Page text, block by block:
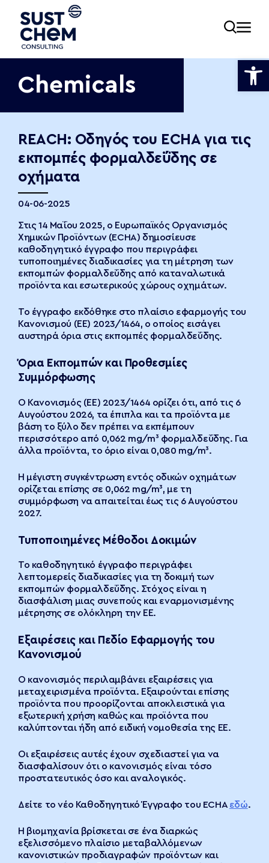
Chemicals
REACH: Οδηγός του ECHA για τις
εκπομπές φορμαλδεΰδης σε
οχήματα
04-06-2025
Στις 14 Μαΐου 2025, ο Ευρωπαϊκός Οργανισμός
Χημικών Προϊόντων (ECHA) δημοσίευσε
καθοδηγητικό έγγραφο που περιγράφει
τυποποιημένες διαδικασίες για τη μέτρηση των
εκπομπών φορμαλδεΰδης από καταναλωτικά
προϊόντα και εσωτερικούς χώρους οχημάτων.
Το έγγραφο εκδόθηκε στο πλαίσιο εφαρμογής του
Κανονισμού (ΕΕ) 2023/1464, ο οποίος εισάγει
αυστηρά όρια στις εκπομπές φορμαλδεΰδης.
Όρια Εκπομπών και Προθεσμίες
Συμμόρφωσης
Ο Κανονισμός (ΕΕ) 2023/1464 ορίζει ότι, από τις 6
Αυγούστου 2026, τα έπιπλα και τα προϊόντα με
βάση το ξύλο δεν πρέπει να εκπέμπουν
περισσότερο από 0,062 mg/m³ φορμαλδεΰδης. Για
άλλα προϊόντα, το όριο είναι 0,080 mg/m³.
Η μέγιστη συγκέντρωση εντός οδικών οχημάτων
ορίζεται επίσης σε 0,062 mg/m³, με τη
συμμόρφωση να απαιτείται έως τις 6 Αυγούστου
2027.
Τυποποιημένες Μέθοδοι Δοκιμών
Το καθοδηγητικό έγγραφο περιγράφει
λεπτομερείς διαδικασίες για τη δοκιμή των
εκπομπών φορμαλδεΰδης. Στόχος είναι η
διασφάλιση μιας συνεπούς και εναρμονισμένης
μέτρησης σε ολόκληρη την ΕΕ.
Εξαιρέσεις και Πεδίο Εφαρμογής του
Κανονισμού
Ο κανονισμός περιλαμβάνει εξαιρέσεις για
μεταχειρισμένα προϊόντα. Εξαιρούνται επίσης
προϊόντα που προορίζονται αποκλειστικά για
εξωτερική χρήση καθώς και προϊόντα που
καλύπτονται ήδη από ειδική νομοθεσία της ΕΕ.
Οι εξαιρέσεις αυτές έχουν σχεδιαστεί για να
διασφαλίσουν ότι ο κανονισμός είναι τόσο
προστατευτικός όσο και αναλογικός.
Δείτε το νέο Καθοδηγητικό Έγγραφο του ECHA εδώ.
Η βιομηχανία βρίσκεται σε ένα διαρκώς
εξελισσόμενο πλαίσιο μεταβαλλόμενων
κανονιστικών προδιαγραφών προϊόντων και